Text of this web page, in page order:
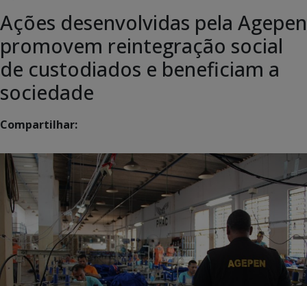
Ações desenvolvidas pela Agepen
promovem reintegração social
de custodiados e beneficiam a
sociedade
Compartilhar: